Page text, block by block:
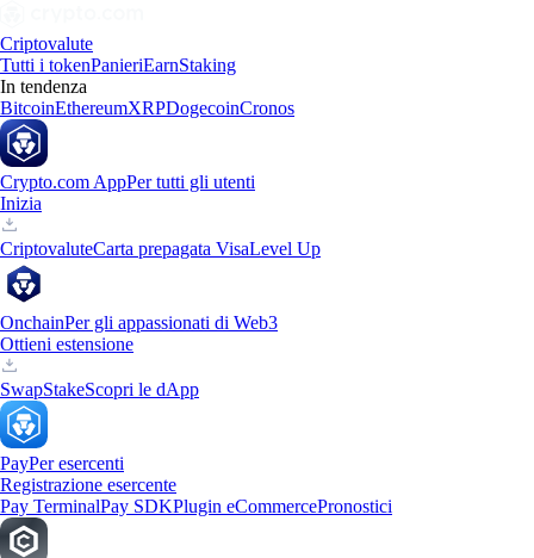
Criptovalute
Tutti i tokenPanieriEarnStaking
In tendenza
BitcoinEthereumXRPDogecoinCronos
Crypto.com AppPer tutti gli utenti
Inizia
CriptovaluteCarta prepagata VisaLevel Up
OnchainPer gli appassionati di Web3
Ottieni estensione
SwapStakeScopri le dApp
PayPer esercenti
Registrazione esercente
Pay TerminalPay SDKPlugin eCommercePronostici